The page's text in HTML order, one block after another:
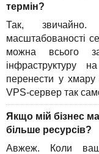
термін?
Так, звичайно.
масштабованості
можна всього
інфраструктуру
перенести у хмару
VPS-сервер так
Якщо мій бізнес
більше ресурсів?
Авжеж. Коли ваш